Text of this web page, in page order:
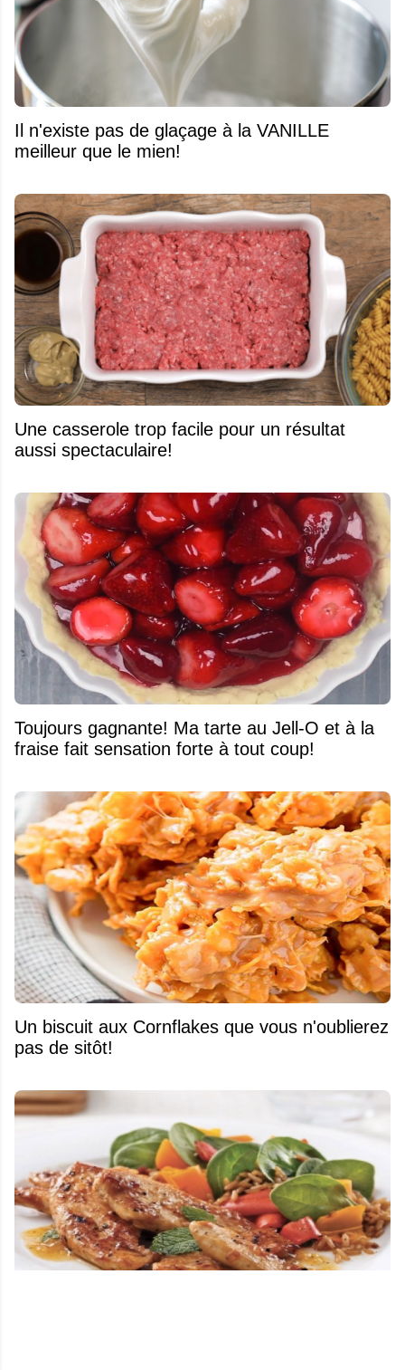
Il n'existe pas de glaçage à la VANILLE
meilleur que le mien!
Une casserole trop facile pour un résultat
aussi spectaculaire!
Toujours gagnante! Ma tarte au Jell-O et à la
fraise fait sensation forte à tout coup!
Un biscuit aux Cornflakes que vous n'oublierez
pas de sitôt!